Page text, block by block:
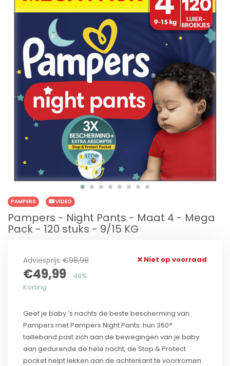
PAMPERS VIDEO
Pampers - Night Pants - Maat 4 - Mega
Pack - 120 stuks - 9/15 KG
Adviesprijs €98,98
€49,99
49%
Korting
Niet op voorraad
Geef je baby ’s nachts de beste bescherming van
Pampers met Pampers Night Pants: hun 360°
tailleband past zich aan de bewegingen van je baby
aan gedurende de hele nacht, de Stop & Protect
pocket helpt lekken aan de achterkant te voorkomen